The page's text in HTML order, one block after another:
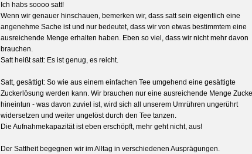
Ich habs soooo satt!
Wenn wir genauer hinschauen, bemerken wir, dass satt sein eigentlich eine
angenehme Sache ist und nur bedeutet, dass wir von etwas bestimmtem eine
ausreichende Menge erhalten haben. Eben so viel, dass wir nicht mehr davon
brauchen.
Satt heißt satt: Es ist genug, es reicht.
Satt, gesättigt: So wie aus einem einfachen Tee umgehend eine gesättigte
Zuckerlösung werden kann. Wir brauchen nur eine ausreichende Menge
hineintun - was davon zuviel ist, wird sich all unserem Umrühren ungerührt
widersetzen und weiter ungelöst durch den Tee tanzen.
Die Aufnahmekapazität ist eben erschöpft, mehr geht nicht, aus!
Der Sattheit begegnen wir im Alltag in verschiedenen Ausprägungen.